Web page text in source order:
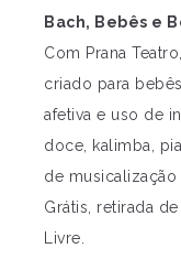
Bach, Bebês e
Com Prana
criado para
afetiva e uso de
doce, kalimba,
de musicalização
Grátis, retirada
Livre.